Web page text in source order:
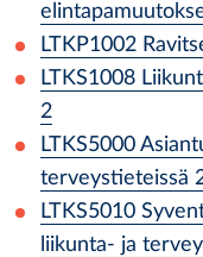
LTKP1002
LTKS1008
2
LTKS5000
terveystieteissä
LTKS5010
liikunta- ja